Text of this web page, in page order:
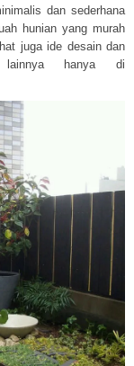
dan sederhana
hunian yang murah
juga ide desain dan
hanya di